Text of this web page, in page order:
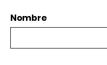
Nombre